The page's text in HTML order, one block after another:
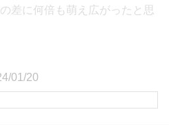
差に何倍も萌え広がったと思
01/20